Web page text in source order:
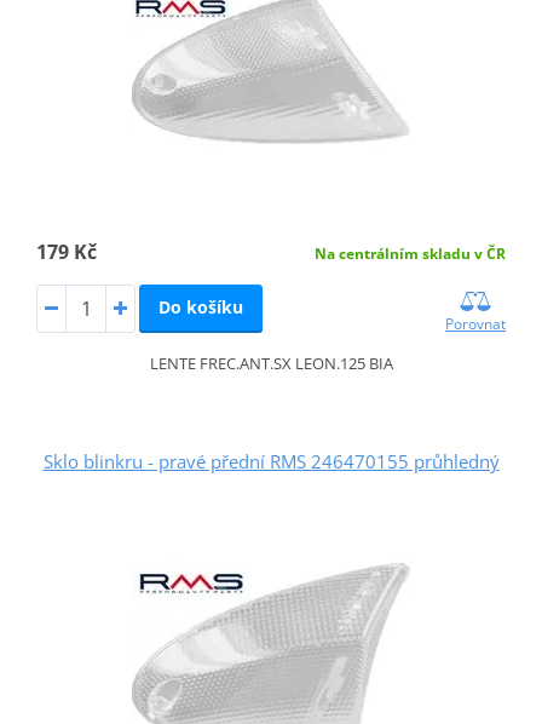
179 Kč Na centrálním skladu v ČR
Do košíku
Porovnat
LENTE FREC.ANT.SX LEON.125 BIA
Sklo blinkru - pravé přední RMS 246470155 průhledný